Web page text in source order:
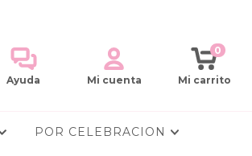
Ayuda Mi cuenta Mi carrito
0
POR CELEBRACION